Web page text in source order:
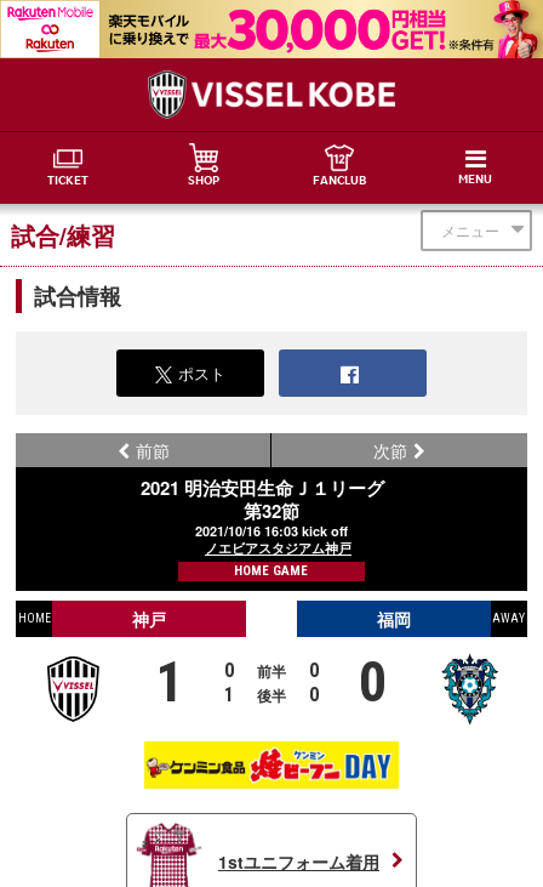
TICKET SHOP FANCLUB MENU
メニュー
試合/練習
試合情報
ポスト
前節
2021 明治安田生命Ｊ１リーグ
第32節
2021/10/16 16:03 kick off
ノエビアスタジアム神戸
HOME GAME
次節
HOME 神戸 AWAY
福岡
1 0 前半
0
1
後半 0 0
1stユニフォーム着用